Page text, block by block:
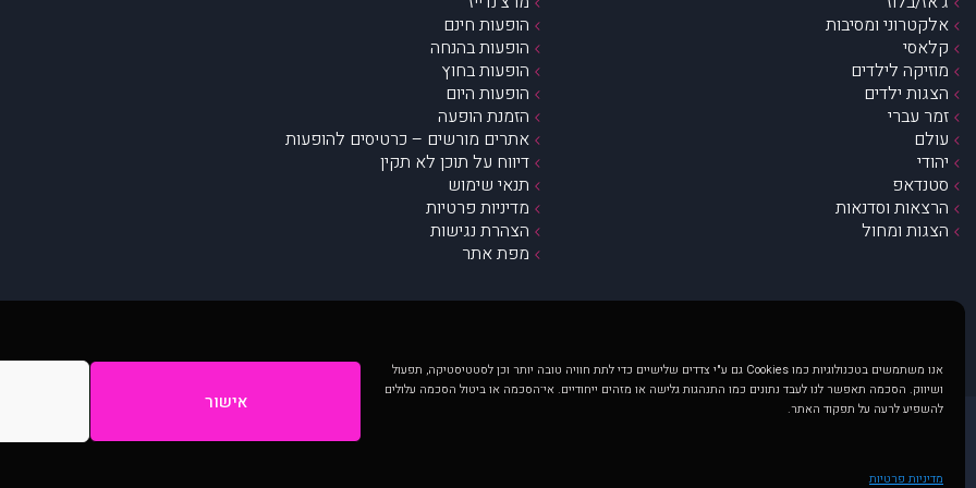
אנו משתמשים בטכנולוגיות כמו Cookies גם ע"י צדדים שלישיים כדי לתת חוויה טובה יותר וכן לסטטיסטיקה, תפעול
ושיווק. הסכמה תאפשר לנו לעבד נתונים כמו התנהגות גלישה או מזהים ייחודיים. אי־הסכמה או ביטול הסכמה עלולים
להשפיע לרעה על תפקוד האתר.
אישור
מדיניות פרטיות
אלקטרוני ומסיבות
קלאסי
מוזיקה לילדים
הצגות ילדים
זמר עברי
עולם
יהודי
סטנדאפ
הרצאות וסדנאות
הצגות ומחול
הופעות חינם
הופעות בהנחה
הופעות בחוץ
הופעות היום
הזמנת הופעה
אתרים מורשים – כרטיסים להופעות
דיווח על תוכן לא תקין
תנאי שימוש
מדיניות פרטיות
הצהרת נגישות
מפת אתר